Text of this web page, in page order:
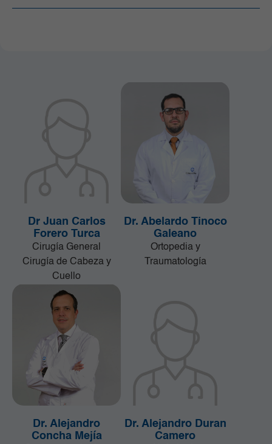
Dr Juan Carlos
Forero Turca
Cirugía General
Cirugía de Cabeza y
Cuello
Dr. Abelardo Tinoco
Galeano
Ortopedia y
Traumatología
Dr. Alejandro
Concha Mejía
Dr. Alejandro Duran
Camero